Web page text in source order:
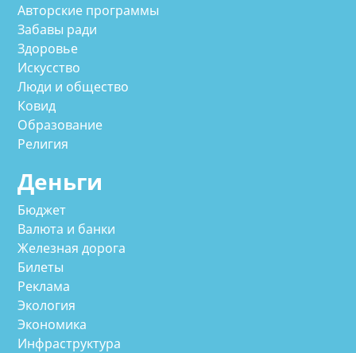
Авторские программы
Забавы ради
Здоровье
Искусство
Люди и общество
Ковид
Образование
Религия
Деньги
Бюджет
Валюта и банки
Железная дорога
Билеты
Реклама
Экология
Экономика
Инфраструктура